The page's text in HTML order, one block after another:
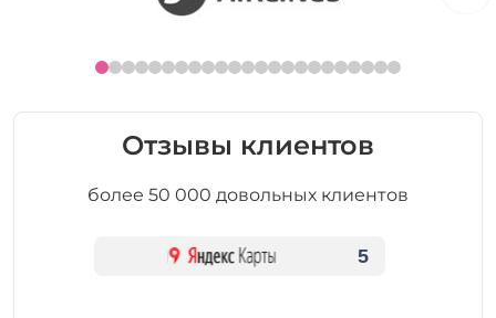
Отзывы клиентов
более 50 000 довольных клиентов
5